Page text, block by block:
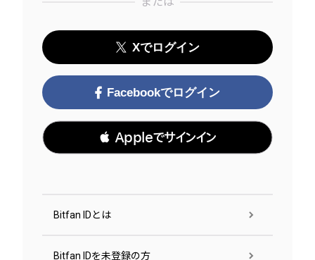
Xでログイン
Facebookでログイン
 Appleでサインイン
Bitfan IDとは
Bitfan IDを未登録の方